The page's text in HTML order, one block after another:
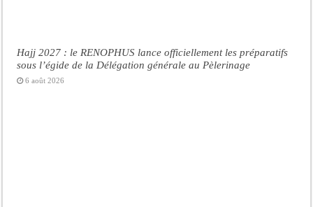
Hajj 2027 : le RENOPHUS lance officiellement les préparatifs
sous l’égide de la Délégation générale au Pèlerinage
6 août 2026